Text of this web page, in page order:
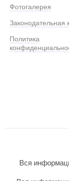
Фотогалерея
Законодательная
Политика
Вся